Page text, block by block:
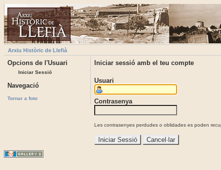
Arxiu Històric de Llefià
Opcions de l'Usuari
Iniciar Sessió
Navegació
Tornar a foto
Iniciar sessió amb el teu compte
Usuari
Contrasenya
Les contrasenyes perdudes o oblidades es poden